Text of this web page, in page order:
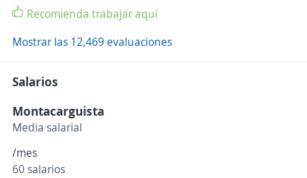
Recomienda trabajar aquí
Mostrar las 12,469 evaluaciones
Salarios
Montacarguista
Media salarial
/mes
60 salarios